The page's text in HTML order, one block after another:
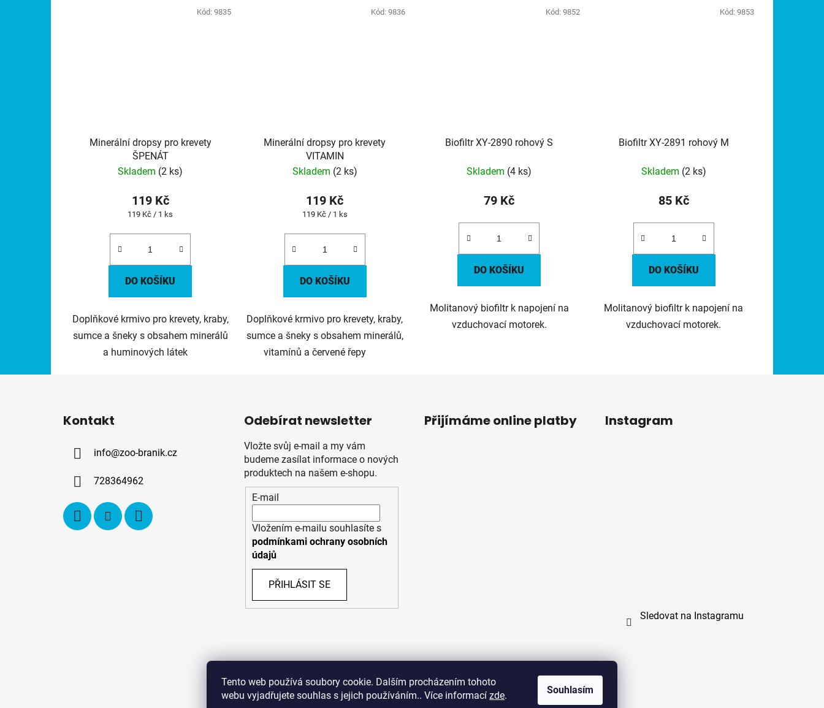
Tento web používá soubory cookie. Dalším procházením tohoto
webu vyjadřujete souhlas s jejich používáním.. Více informací zde. Souhlasím
Minerální dropsy pro krevety
ŠPENÁT
Skladem (2 ks)
119 Kč
Měrná
119 Kč / 1 ks
DO KOŠÍKU
Doplňkové krmivo pro krevety, kraby,
sumce a šneky s obsahem minerálů
a huminových látek
Kód: 9835
Minerální dropsy pro krevety
VITAMIN
Skladem (2 ks)
119 Kč
Měrná
119 Kč / 1 ks
DO KOŠÍKU
Doplňkové krmivo pro krevety, kraby,
sumce a šneky s obsahem minerálů,
vitamínů a červené řepy
Kód: 9836
Biofiltr XY-2890 rohový S
Skladem (4 ks)
79 Kč
DO KOŠÍKU
Molitanový biofiltr k napojení na
vzduchovací motorek.
Kód: 9852
Biofiltr XY-2891 rohový M
Skladem (2 ks)
85 Kč
DO KOŠÍKU
Molitanový biofiltr k napojení na
vzduchovací motorek.
Kód: 9853
Kontakt
info@zoo-branik.cz
728364962
Odebírat newsletter
Vložte svůj e-mail a my vám
budeme zasílat informace o nových
produktech na našem e-shopu.
E-mail
Vložením e-mailu souhlasíte s
podmínkami ochrany osobních
údajů
PŘIHLÁSIT SE
Přijímáme online platby Instagram
Sledovat na Instagramu
PPL UPS
Copyright (c) 2011 - 2026 zoo-branik.cz - Všechna práva vyhrazena